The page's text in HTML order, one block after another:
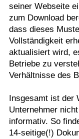
seiner Webseite
zum Download
dass dieses
Vollständigkeit
aktualisiert wird,
Betriebe zu
Verhältnisse des
Insgesamt ist der
Unternehmer
informativ. So
14-seitige(!)